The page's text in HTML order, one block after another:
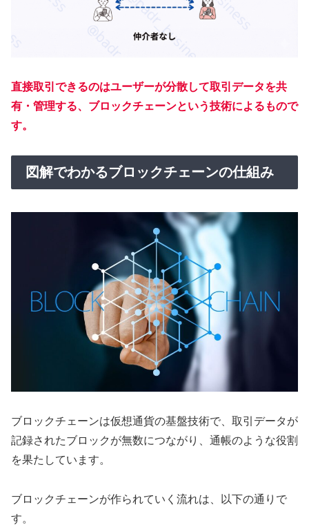
直接取引できるのはユーザーが分散して取引データを共
有・管理する、ブロックチェーンという技術によるもので
す。
図解でわかるブロックチェーンの仕組み
ブロックチェーンは仮想通貨の基盤技術で、取引データが
記録されたブロックが無数につながり、通帳のような役割
を果たしています。
ブロックチェーンが作られていく流れは、以下の通りで
す。